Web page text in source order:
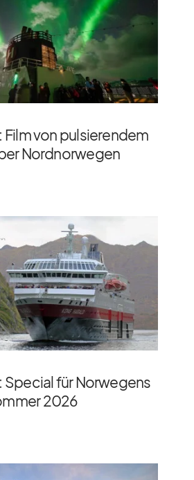
Film von pulsierendem
Nordnorwegen
Special für Norwegens
2026